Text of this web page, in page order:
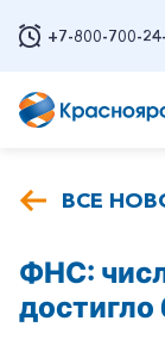
+7-800-700-
ВСЕ
ФНС:
достигло